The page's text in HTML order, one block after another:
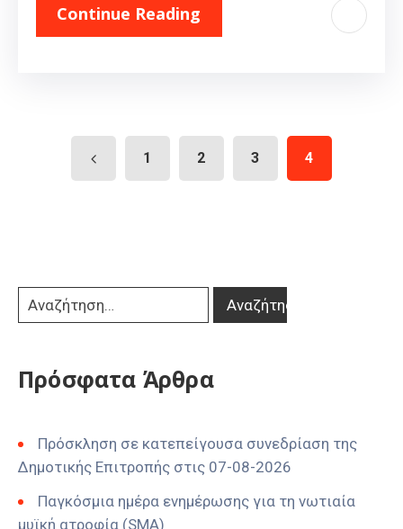
Continue Reading
1 2 3 4
Πρόσφατα Άρθρα
Πρόσκληση σε κατεπείγουσα συνεδρίαση της
Δημοτικής Επιτροπής στις 07-08-2026
Παγκόσμια ημέρα ενημέρωσης για τη νωτιαία
μυϊκή ατροφία (SMA)